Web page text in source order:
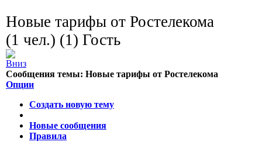
Новые тарифы от Ростелекома
(1 чел.) (1) Гость
Сообщения темы: Новые тарифы от Ростелекома
Опции
Создать новую тему
Новые сообщения
Правила